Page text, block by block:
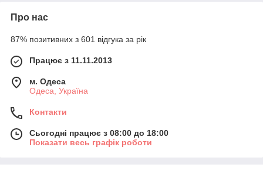
Про нас
87% позитивних з 601 відгука за рік
Працює з 11.11.2013
м. Одеса
Одеса, Україна
Контакти
Сьогодні працює з 08:00 до 18:00
Показати весь графік роботи